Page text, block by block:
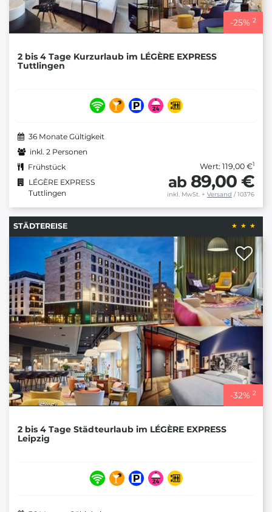
-25% 2
2 bis 4 Tage Kurzurlaub im LÉGÈRE EXPRESS
Tuttlingen
36 Monate Gültigkeit
inkl. 2 Personen
Frühstück
LÉGÈRE EXPRESS
Tuttlingen
Wert: 119,00 €1
ab 89,00 €
inkl. MwSt. + Versand / 10376
STÄDTEREISE
-32% 2
2 bis 4 Tage Städteurlaub im LÉGÈRE EXPRESS
Leipzig